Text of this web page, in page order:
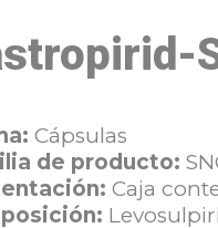
Cápsulas
de producto:
Caja